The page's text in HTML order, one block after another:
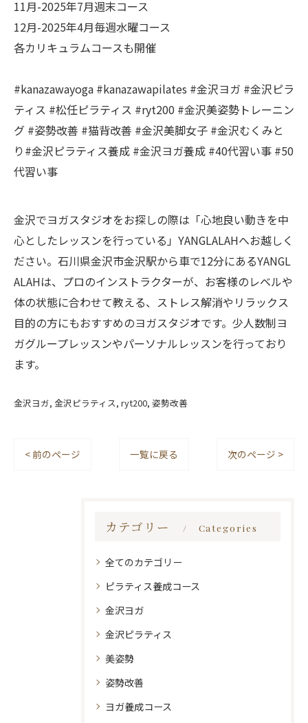
11月-2025年7月週末コース
12月-2025年4月毎週水曜コース
各カリキュラムコースも開催
#kanazawayoga #kanazawapilates #金沢ヨガ #金沢ピラ
ティス #松任ピラティス #ryt200 #金沢美姿勢トレーニン
グ #姿勢改善 #猫背改善 #金沢美脚女子 #金沢むくみと
り#金沢ピラティス養成 #金沢ヨガ養成 #40代習い事 #50
代習い事
金沢でヨガスタジオをお探しの際は「心地良い動きを中
心としたレッスンを行っている」YANGLALAHへお越しく
ださい。石川県金沢市金沢駅から車で12分にあるYANGL
ALAHは、プロのインストラクターが、お客様のレベルや
体の状態に合わせて教える、ストレス解消やリラックス
目的の方にもおすすめのヨガスタジオです。少人数制ヨ
ガグループレッスンやパーソナルレッスンを行っており
ます。
金沢ヨガ 金沢ピラティス ryt200 姿勢改善
< 前のページ 一覧に戻る 次のページ >
カテゴリー Categories
全てのカテゴリー
ピラティス養成コース
金沢ヨガ
金沢ピラティス
美姿勢
姿勢改善
ヨガ養成コース